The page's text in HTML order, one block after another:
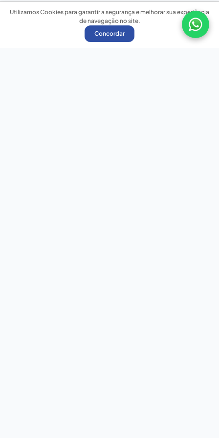
Utilizamos Cookies para garantir a segurança e melhorar sua experiência
de navegação no site.
Concordar